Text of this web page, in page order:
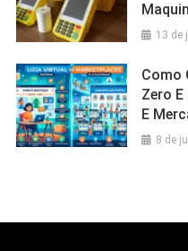
13 de
Como
Zero E
E
8 de